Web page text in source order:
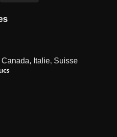
Italie, Suisse